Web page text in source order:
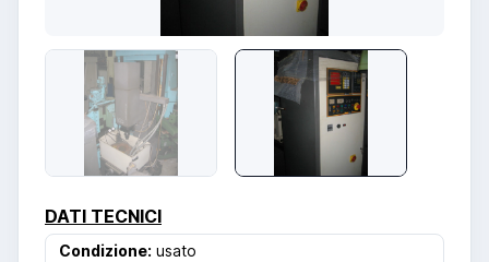
DATI TECNICI
Condizione: usato